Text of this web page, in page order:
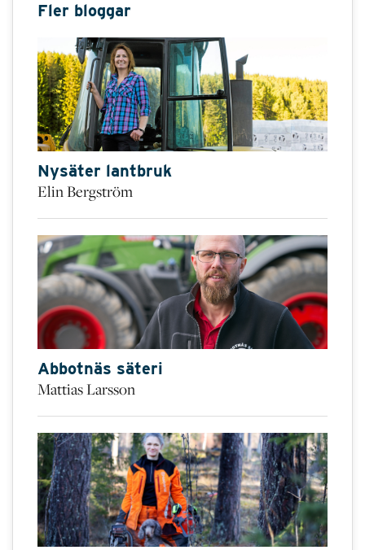
Fler bloggar
Nysäter lantbruk
Elin Bergström
Abbotnäs säteri
Mattias Larsson